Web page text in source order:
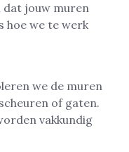
dat jouw muren
hoe we te werk
we de muren
of gaten.
vakkundig